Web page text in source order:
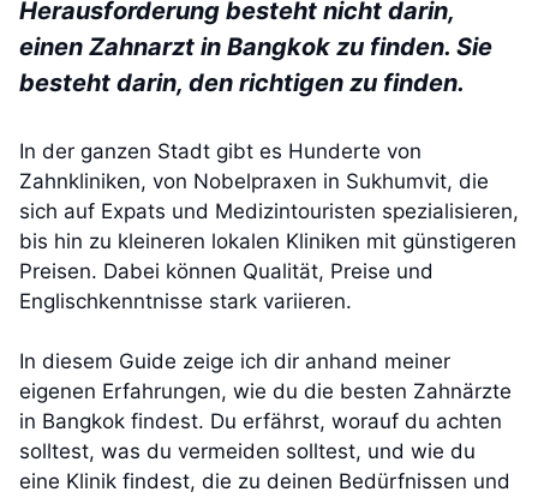
Herausforderung besteht nicht darin,
einen Zahnarzt in Bangkok zu finden. Sie
besteht darin, den richtigen zu finden.
In der ganzen Stadt gibt es Hunderte von
Zahnkliniken, von Nobelpraxen in Sukhumvit, die
sich auf Expats und Medizintouristen spezialisieren,
bis hin zu kleineren lokalen Kliniken mit günstigeren
Preisen. Dabei können Qualität, Preise und
Englischkenntnisse stark variieren.
In diesem Guide zeige ich dir anhand meiner
eigenen Erfahrungen, wie du die besten Zahnärzte
in Bangkok findest. Du erfährst, worauf du achten
solltest, was du vermeiden solltest, und wie du
eine Klinik findest, die zu deinen Bedürfnissen und